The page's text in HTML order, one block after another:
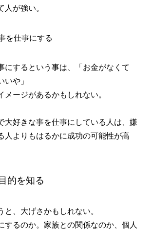
人が強い。
を仕事にする
にするという事は、「お金がなくて
いや」
メージがあるかもしれない。
大好きな事を仕事にしている人は、嫌
人よりもはるかに成功の可能性が高
的を知る
と、大げさかもしれない。
するのか。家族との関係なのか、個人